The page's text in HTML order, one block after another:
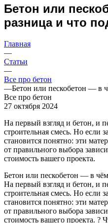
Бетон или
разница и что
Главная
—
Статьи
—
Все про бетон
—Бетон или пескобетон — в
Все про бетон
27 октября 2024
На первый взгляд и бетон, и
строительная смесь. Но если
становится понятно: эти
от правильного выбора
стоимость вашего проекта.
Бетон или пескобетон — в
На первый взгляд и бетон, и
строительная смесь. Но если
становится понятно: эти
от правильного выбора
стоимость вашего проекта. ?